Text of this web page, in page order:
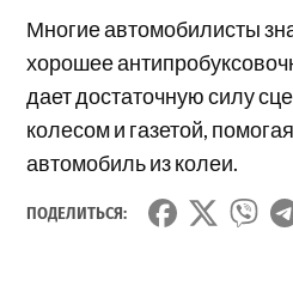
Многие автомобилисты
хорошее
дает достаточную силу
колесом и газетой,
автомобиль из колеи.
ПОДЕЛИТЬСЯ: